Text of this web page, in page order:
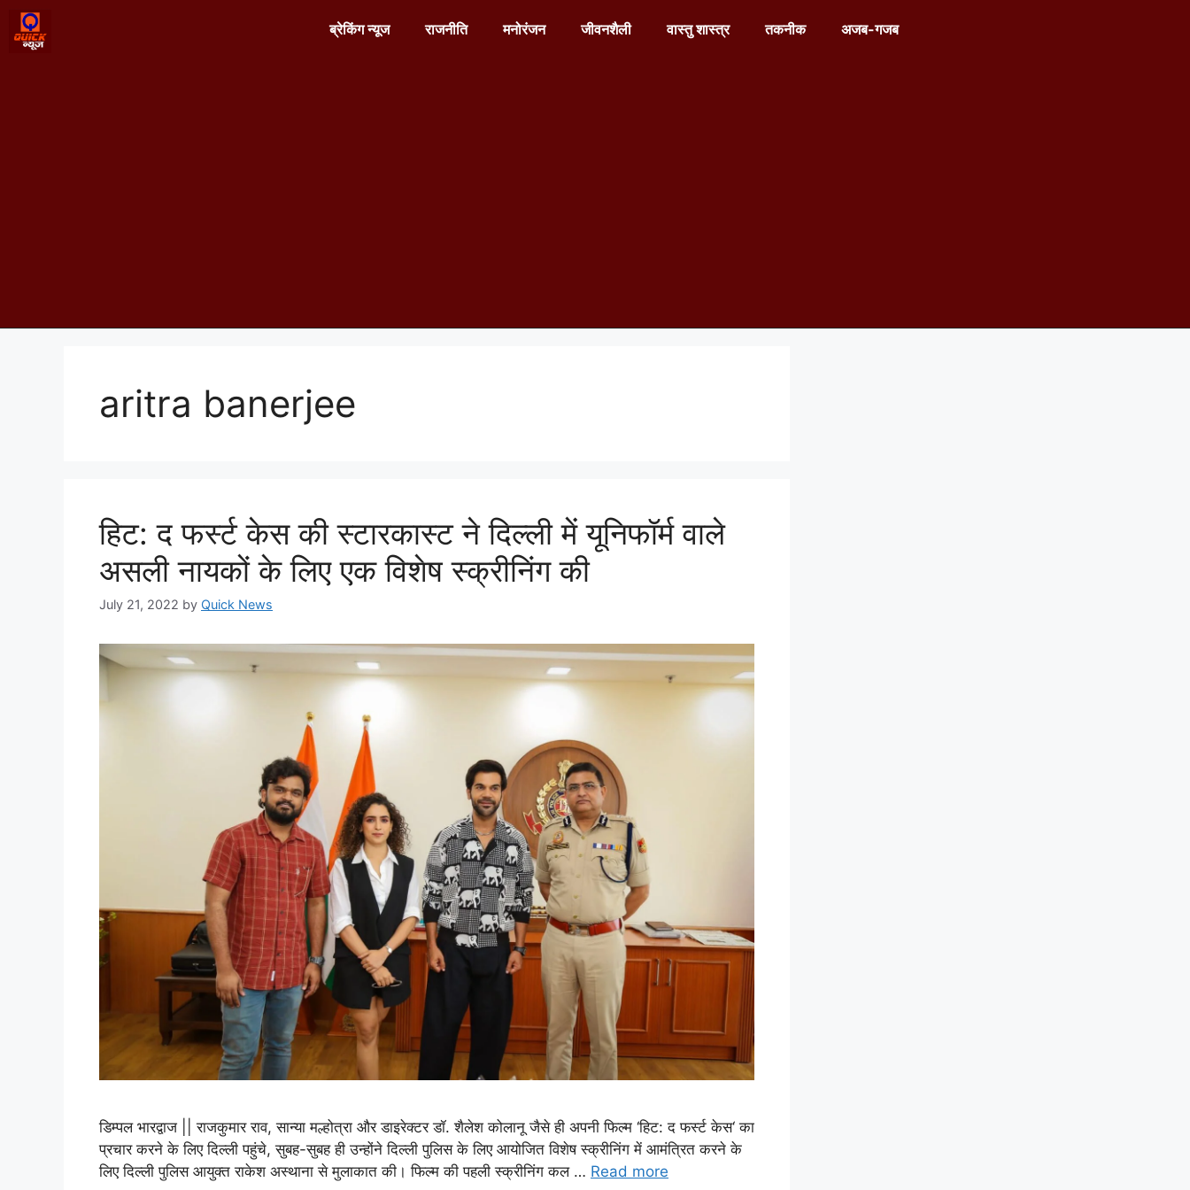
ब्रेकिंग न्यूज राजनीति मनोरंजन जीवनशैली वास्तु शास्त्र तकनीक अजब-गजब
aritra banerjee
हिट: द फर्स्ट केस की स्टारकास्ट ने दिल्ली में यूनिफॉर्म वाले
असली नायकों के लिए एक विशेष स्क्रीनिंग की
July 21, 2022 by Quick News
डिम्पल भारद्वाज || राजकुमार राव, सान्या मल्होत्रा और डाइरेक्टर डॉ. शैलेश कोलानू जैसे ही अपनी फिल्म ‘हिट: द फर्स्ट केस‘ का
प्रचार करने के लिए दिल्ली पहुंचे, सुबह-सुबह ही उन्होंने दिल्ली पुलिस के लिए आयोजित विशेष स्क्रीनिंग में आमंत्रित करने के
लिए दिल्ली पुलिस आयुक्त राकेश अस्थाना से मुलाकात की। फिल्म की पहली स्क्रीनिंग कल … Read more